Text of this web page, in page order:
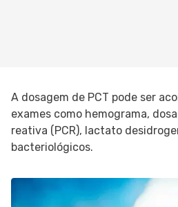
A dosagem de PCT pode ser
exames como hemograma,
reativa (PCR), lactato
bacteriológicos.